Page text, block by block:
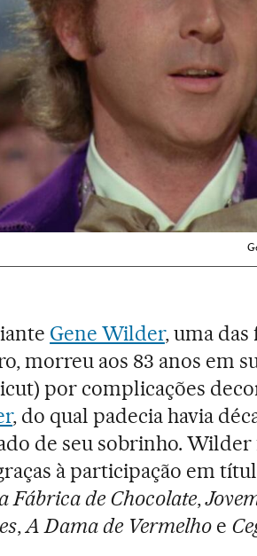
Gene Wilder, uma
morreu aos 83 anos em
por complicações
, do qual padecia havia
de seu sobrinho.
à participação em
Fábrica de Chocolate,
,A Dama de Vermelhoe